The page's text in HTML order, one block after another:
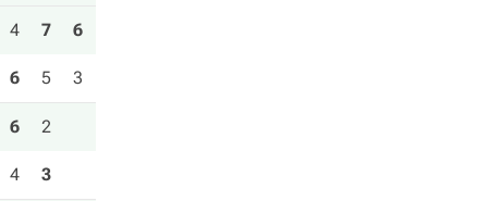
4 7 6
6 5 3
6 2
4 3